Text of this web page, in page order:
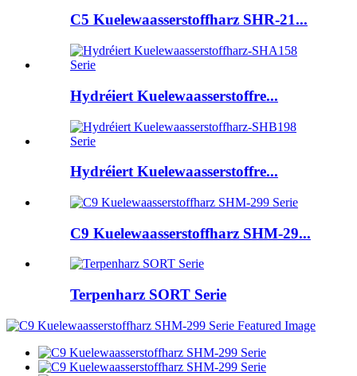
C5 Kuelewaasserstoffharz SHR-21...
Hydréiert Kuelewaasserstoffre...
Hydréiert Kuelewaasserstoffre...
C9 Kuelewaasserstoffharz SHM-29...
Terpenharz SORT Serie